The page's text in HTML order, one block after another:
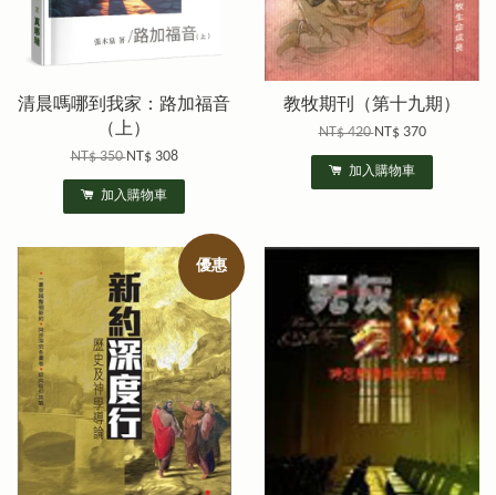
清晨嗎哪到我家：路加福音
（上）
NT$ 350NT$ 308
加入購物車
教牧期刊（第十九期）
NT$ 420NT$ 370
加入購物車
優惠